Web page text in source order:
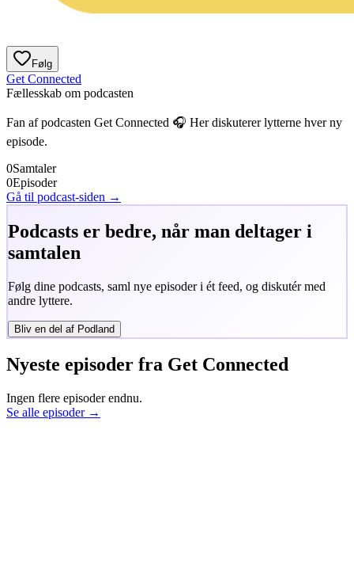
Følg
Get Connected
Fællesskab om podcasten
Fan af podcasten Get Connected 🎧 Her diskuterer lytterne hver ny
episode.
0Samtaler
0Episoder
Gå til podcast-siden →
Podcasts er bedre, når man deltager i
samtalen
Følg dine podcasts, saml nye episoder i ét feed, og diskutér med
andre lyttere.
Bliv en del af Podland
Nyeste episoder fra Get Connected
Ingen flere episoder endnu.
Se alle episoder →